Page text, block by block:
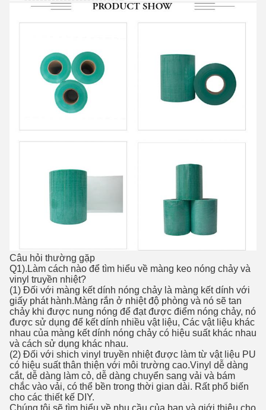
Câu hỏi thường gặp
Q1).Làm cách nào để tìm hiểu về màng keo nóng chảy và
vinyl truyền nhiệt?
(1) Đối với màng kết dính nóng chảy là màng kết dính với
giấy phát hành.Màng rắn ở nhiệt độ phòng và nó sẽ tan
chảy khi được nung nóng để đạt được điểm nóng chảy, nó
được sử dụng để kết dính nhiều vật liệu, Các vật liệu khác
nhau của màng kết dính nóng chảy có hiệu suất khác nhau
và cách sử dụng khác nhau.
(2) Đối với shich vinyl truyền nhiệt được làm từ vật liệu PU
có hiệu suất thân thiện với môi trường cao.Vinyl dễ dàng
cắt, dễ dàng làm cỏ, dễ dàng chuyển sang vải và bám
chắc vào vải, có thể bền trong thời gian dài. Rất phổ biến
cho các thiết kế DIY.
Chúng tôi sẽ tìm hiểu về nhu cầu của bạn và giới thiệu cho